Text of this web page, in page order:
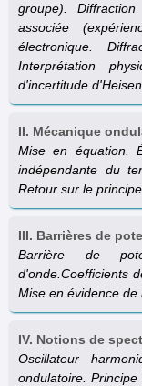
groupe).
associée
électronique.
Interprétation
d'incertitude
II. Mécanique
Mise en équation.
indépendante du
Retour sur le
III. Barrières de
Barrière de
d'onde.Coefficients
Mise en évidence de
IV. Notions de
Oscillateur
ondulatoire.